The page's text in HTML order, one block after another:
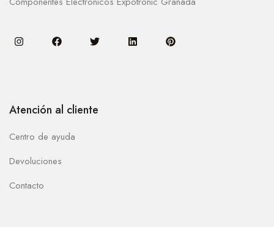
Atención al cliente
Centro de ayuda
Devoluciones
Contacto